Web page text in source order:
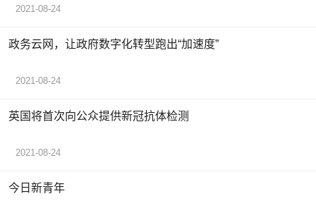
2021-08-24
政务云网，让政府数字化转型跑出“加速度”
2021-08-24
英国将首次向公众提供新冠抗体检测
2021-08-24
今日新青年